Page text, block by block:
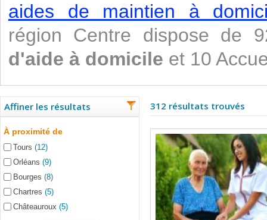
aides de maintien à
région Centre dispose de
d'aide à domicile et 10
Affiner les résultats
À proximité de
Tours (12)
Orléans (9)
Bourges (8)
Chartres (5)
Châteauroux (5)
312 résultats trouvés